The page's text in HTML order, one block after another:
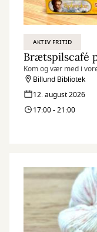
AKTIV FRITID
Brætspilscafé
Kom og vær med i
Billund Bibliotek
12. august 2026
17:00 - 21:00